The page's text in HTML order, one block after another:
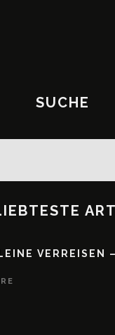
SUCHE
VERREISEN